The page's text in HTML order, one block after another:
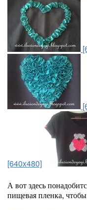
[640x480]
А вот здесь
пищевая пленка,